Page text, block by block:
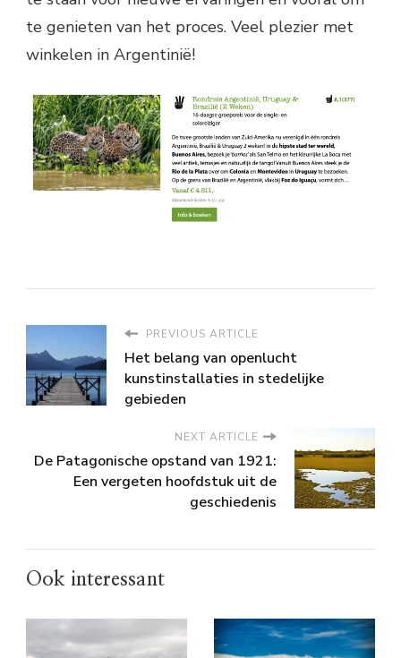
te genieten van het proces. Veel plezier met
winkelen in Argentinië!
PREVIOUS ARTICLE
Het belang van openlucht
kunstinstallaties in stedelijke
gebieden
NEXT ARTICLE
De Patagonische opstand van 1921:
Een vergeten hoofdstuk uit de
geschiedenis
Ook interessant